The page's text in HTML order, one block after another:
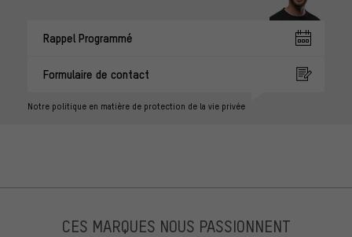
Rappel Programmé
Formulaire de contact
Notre politique en matière de protection de la vie privée
CES MARQUES NOUS PASSIONNENT